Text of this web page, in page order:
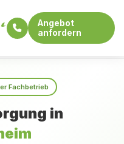
Angebot
anfordern
Fachbetrieb
in